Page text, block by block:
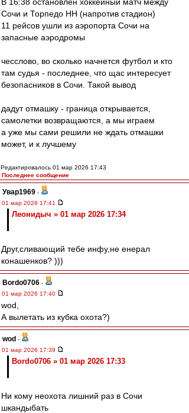
Сочи и Торпедо НН (напротив стадион)
11 рейсов ушли из аэропорта Сочи на
запасные аэродромы
чесслово, во сколько начнется футбол и кто
там судья - последнее, что щас интересует
безопасников в Сочи. Такой вывод
дадут отмашку - граница открывается,
самолетки возвращаются, а мы играем
а уже мы сами решили не ждать отмашки
может, и к лучшему
Редактировалось 01 мар 2026 17:43
Последнее сообщение
Увар1969 -
01 мар 2026 17:41
Леонидыч » 01 мар 2026 17:34
Друг,сливающий тебе инфу,не енерал
конашенков? )))
Bordo0706 -
01 мар 2026 17:40
wod,
А вылетать из кубка охота?)
wod -
01 мар 2026 17:39
Bordo0706 » 01 мар 2026 17:33
Ни кому неохота лишний раз в Сочи
шкандыбать